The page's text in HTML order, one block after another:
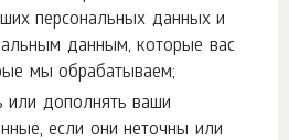
персональных данных и
данным, которые вас
мы обрабатываем;
или дополнять ваши
если они неточны или